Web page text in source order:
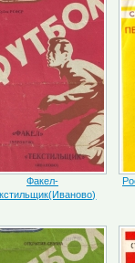
Факел-